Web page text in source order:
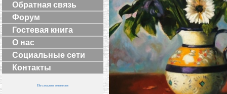
Обратная связь
Форум
Гостевая книга
О нас
Социальные сети
Контакты
Последние новости